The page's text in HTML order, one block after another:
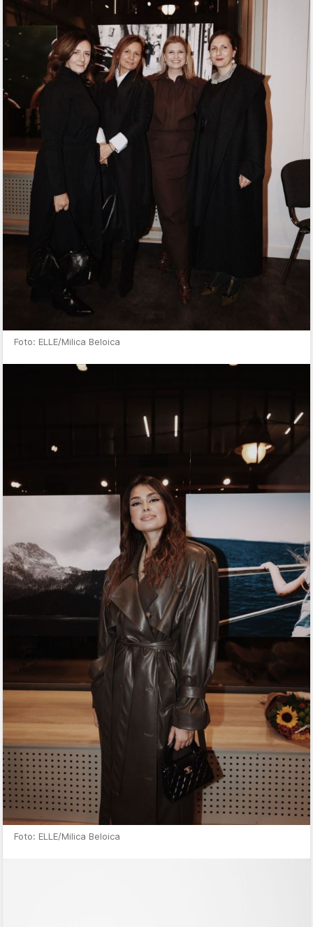
Foto: ELLE/Milica Beloica
Foto: ELLE/Milica Beloica